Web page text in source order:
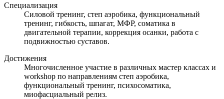
Специализация
Силовой тренинг, степ аэробика, функциональный
тренинг, гибкость, шпагат, МФР, соматика в
двигательной терапии, коррекция осанки, работа с
подвижностью суставов.
Достижения
Многочисленное участие в различных мастер классах и
workshop по направлениям степ аэробика,
функциональный тренинг, психосоматика,
миофасциальный релиз.